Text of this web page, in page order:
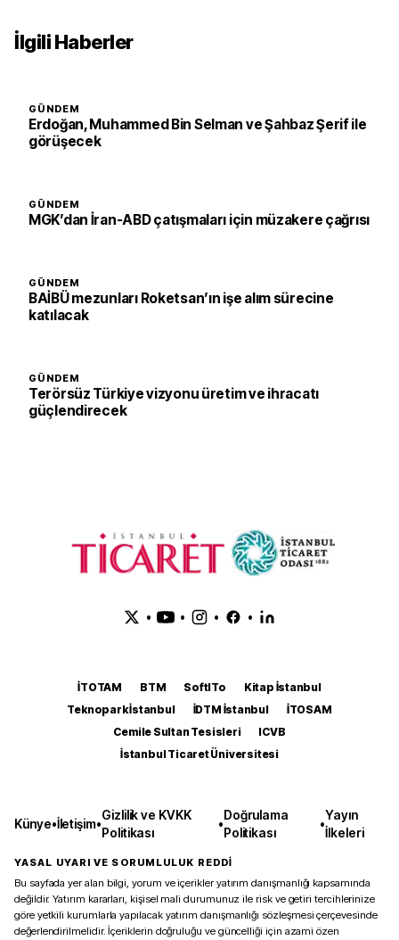
İlgili Haberler
GÜNDEM
Erdoğan, Muhammed Bin Selman ve Şahbaz Şerif ile
görüşecek
GÜNDEM
MGK’dan İran-ABD çatışmaları için müzakere çağrısı
GÜNDEM
BAİBÜ mezunları Roketsan’ın işe alım sürecine
katılacak
GÜNDEM
Terörsüz Türkiye vizyonu üretim ve ihracatı
güçlendirecek
• • • •
İTOTAM BTM SoftITo
Kitap İstanbul
Teknopark İstanbul
İDTM İstanbul
İTOSAM
Cemile Sultan Tesisleri
ICVB
İstanbul Ticaret Üniversitesi
Künye•İletişim•
Gizlilik ve KVKK
Politikası
•
Doğrulama
Politikası
•
Yayın
İlkeleri
YASAL UYARI VE SORUMLULUK REDDİ
Bu sayfada yer alan bilgi, yorum ve içerikler yatırım danışmanlığı kapsamında
değildir. Yatırım kararları, kişisel mali durumunuz ile risk ve getiri tercihlerinize
göre yetkili kurumlarla yapılacak yatırım danışmanlığı sözleşmesi çerçevesinde
değerlendirilmelidir. İçeriklerin doğruluğu ve güncelliği için azami özen